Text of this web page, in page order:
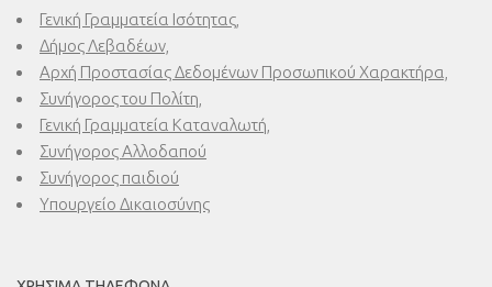
Γενική Γραμματεία Ισότητας,
Δήμος Λεβαδέων,
Αρχή Προστασίας Δεδομένων Προσωπικού Χαρακτήρα,
Συνήγορος του Πολίτη,
Γενική Γραμματεία Καταναλωτή,
Συνήγορος Αλλοδαπού
Συνήγορος παιδιού
Υπουργείο Δικαιοσύνης